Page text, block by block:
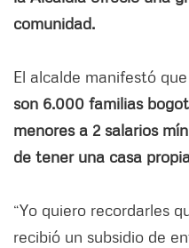
comunidad.
El alcalde manifestó
son 6.000 familias
menores a 2 salarios
de tener una casa
“Yo quiero recordarles
recibió un subsidio de